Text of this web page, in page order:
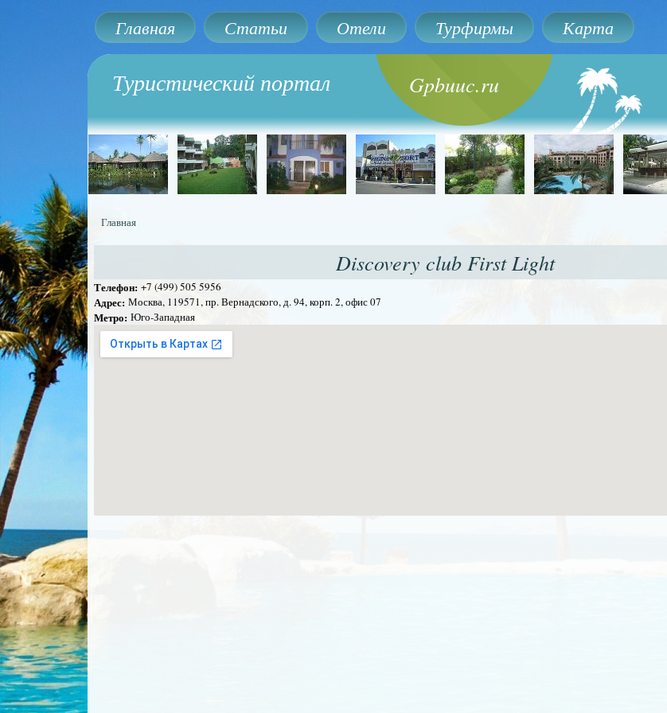
Главная Статьи Отели Турфирмы Карта
Туристический портал Gpbuuc.ru
Вы здесь
Главная
Discovery club First Light
Телефон: +7 (499) 505 5956
Адрес: Москва, 119571, пр. Вернадского, д. 94, корп. 2, офис 07
Метро: Юго-Западная